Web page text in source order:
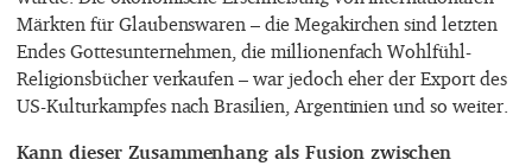
Märkten für Glaubenswaren – die Megakirchen sind letzten
Endes Gottesunternehmen, die millionenfach Wohlfühl-
Religionsbücher verkaufen – war jedoch eher der Export des
US-Kulturkampfes nach Brasilien, Argentinien und so weiter.
Kann dieser Zusammenhang als Fusion zwischen